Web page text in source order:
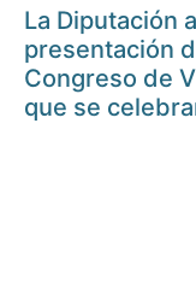
La Diputación
presentación
Congreso de
que se